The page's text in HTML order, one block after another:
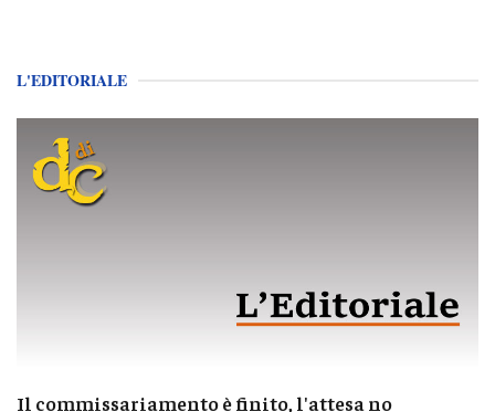
L'EDITORIALE
Il commissariamento è finito, l'attesa no